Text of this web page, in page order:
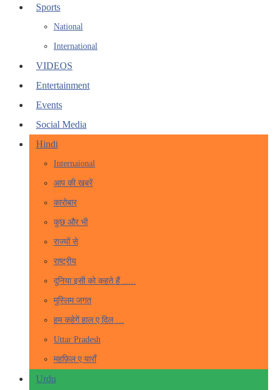
Sports
National
International
VIDEOS
Entertainment
Events
Social Media
Hindi
Internaional
आप की खबरें
कारोबार
कुछ और भी
राज्यों से
राष्ट्रीय
दुनिया इसी को कहते हैं …..
मुस्लिम जगत
हम कहेगें हाल ए दिल …
Uttar Pradesh
महफ़िल ए याराँ
Urdu